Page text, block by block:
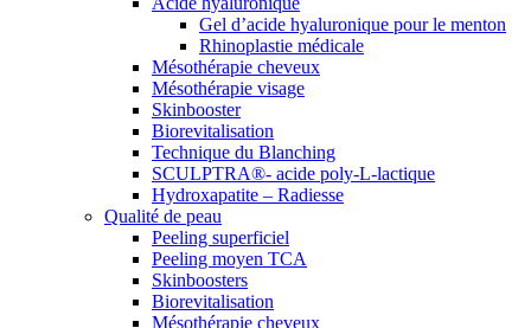
Gel d’acide hyaluronique pour le menton
Rhinoplastie médicale
Mésothérapie cheveux
Mésothérapie visage
Skinbooster
Biorevitalisation
Technique du Blanching
SCULPTRA®- acide poly-L-lactique
Hydroxapatite – Radiesse
Qualité de peau
Peeling superficiel
Peeling moyen TCA
Skinboosters
Biorevitalisation
Mésothérapie cheveux